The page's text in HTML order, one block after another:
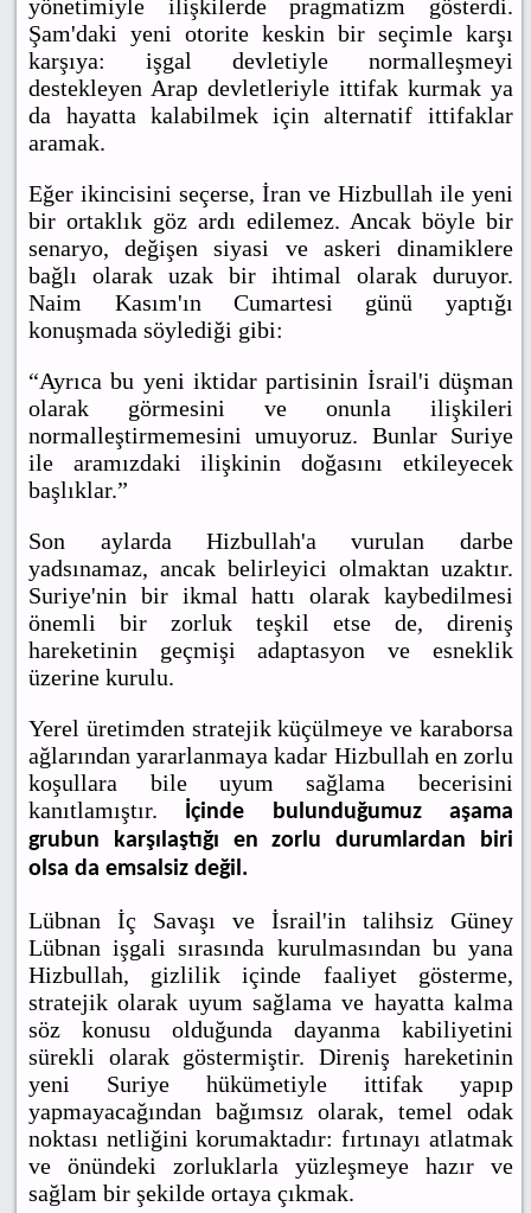
yönetimiyle ilişkilerde pragmatizm gösterdi.
Şam'daki yeni otorite keskin bir seçimle karşı
karşıya: işgal devletiyle normalleşmeyi
destekleyen Arap devletleriyle ittifak kurmak ya
da hayatta kalabilmek için alternatif ittifaklar
aramak.
Eğer ikincisini seçerse, İran ve Hizbullah ile yeni
bir ortaklık göz ardı edilemez. Ancak böyle bir
senaryo, değişen siyasi ve askeri dinamiklere
bağlı olarak uzak bir ihtimal olarak duruyor.
Naim Kasım'ın Cumartesi günü yaptığı
konuşmada söylediği gibi:
“Ayrıca bu yeni iktidar partisinin İsrail'i düşman
olarak görmesini ve onunla ilişkileri
normalleştirmemesini umuyoruz. Bunlar Suriye
ile aramızdaki ilişkinin doğasını etkileyecek
başlıklar.”
Son aylarda Hizbullah'a vurulan darbe
yadsınamaz, ancak belirleyici olmaktan uzaktır.
Suriye'nin bir ikmal hattı olarak kaybedilmesi
önemli bir zorluk teşkil etse de, direniş
hareketinin geçmişi adaptasyon ve esneklik
üzerine kurulu.
Yerel üretimden stratejik küçülmeye ve karaborsa
ağlarından yararlanmaya kadar Hizbullah en zorlu
koşullara bile uyum sağlama becerisini
kanıtlamıştır. İçinde bulunduğumuz aşama
grubun karşılaştığı en zorlu durumlardan biri
olsa da emsalsiz değil.
Lübnan İç Savaşı ve İsrail'in talihsiz Güney
Lübnan işgali sırasında kurulmasından bu yana
Hizbullah, gizlilik içinde faaliyet gösterme,
stratejik olarak uyum sağlama ve hayatta kalma
söz konusu olduğunda dayanma kabiliyetini
sürekli olarak göstermiştir. Direniş hareketinin
yeni Suriye hükümetiyle ittifak yapıp
yapmayacağından bağımsız olarak, temel odak
noktası netliğini korumaktadır: fırtınayı atlatmak
ve önündeki zorluklarla yüzleşmeye hazır ve
sağlam bir şekilde ortaya çıkmak.